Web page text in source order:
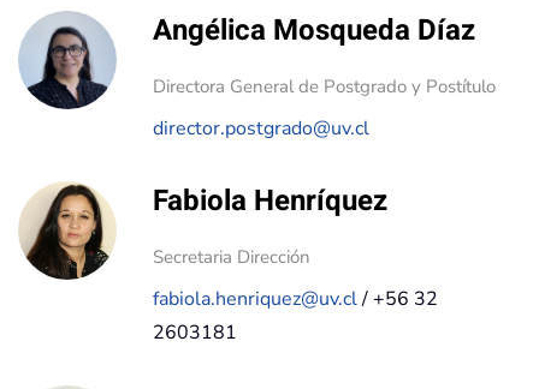
Angélica Mosqueda Díaz
Directora General de Postgrado y Postítulo
director.postgrado@uv.cl
Fabiola Henríquez
Secretaria Dirección
fabiola.henriquez@uv.cl/ +56 32
2603181